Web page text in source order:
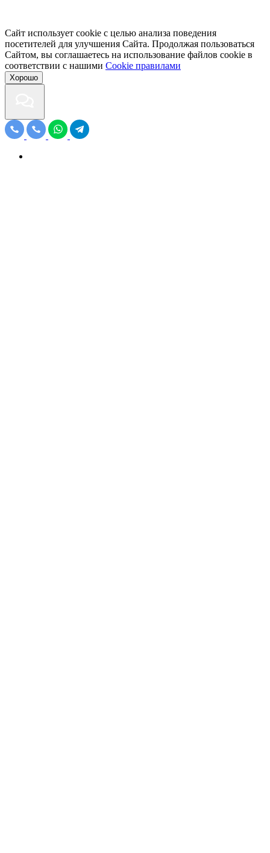
Сайт использует cookie с целью анализа поведения
посетителей для улучшения Сайта. Продолжая пользоваться
Сайтом, вы соглашаетесь на использование файлов cookie в
соответствии с нашими Cookiе правилами
Хорошо